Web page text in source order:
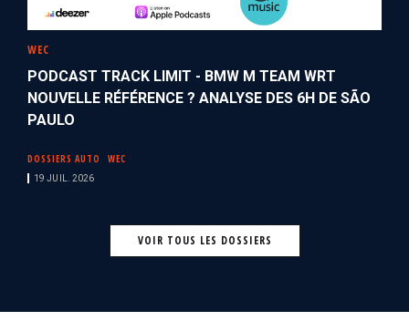
WEC
PODCAST TRACK LIMIT - BMW M TEAM WRT
NOUVELLE RÉFÉRENCE ? ANALYSE DES 6H DE SÃO
PAULO
DOSSIERS AUTO WEC
19 JUIL. 2026
VOIR TOUS LES DOSSIERS